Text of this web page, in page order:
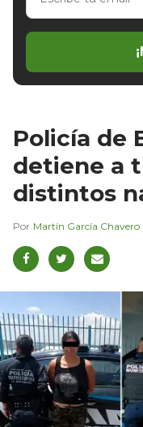
email
Policía de
detiene a
distintos
Martín García Chavero